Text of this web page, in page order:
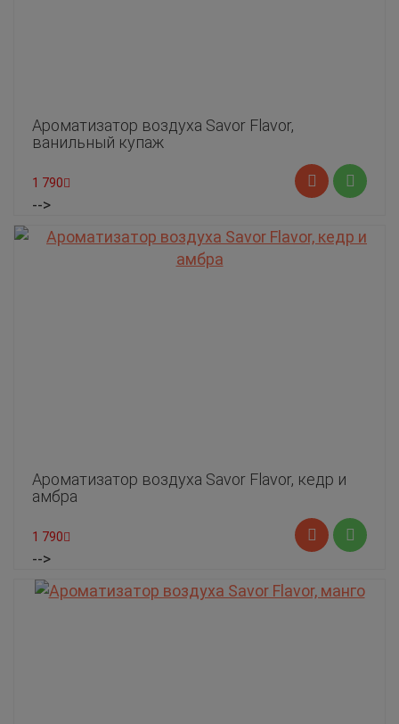
Ароматизатор воздуха Savor Flavor,
ванильный купаж
1 790
-->
Ароматизатор воздуха Savor Flavor, кедр и
амбра
1 790
-->